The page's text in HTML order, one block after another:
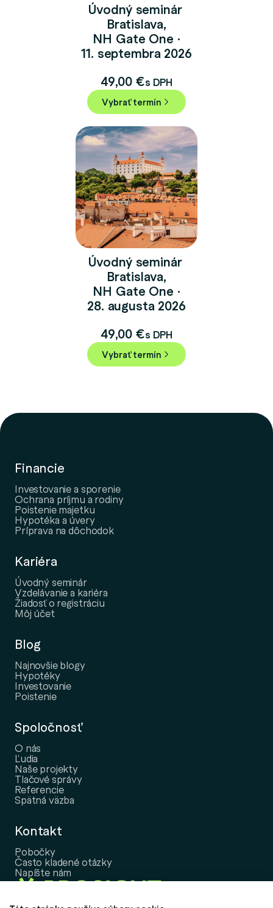
Úvodný seminár
Bratislava,
NH Gate One ·
11. septembra 2026
49,00 €s DPH
Vybrať termín
Úvodný seminár
Bratislava,
NH Gate One ·
28. augusta 2026
49,00 €s DPH
Vybrať termín
Financie
Investovanie a sporenie
Ochrana príjmu a rodiny
Poistenie majetku
Hypotéka a úvery
Príprava na dôchodok
Kariéra
Úvodný seminár
Vzdelávanie a kariéra
Žiadosť o registráciu
Môj účet
Blog
Najnovšie blogy
Hypotéky
Investovanie
Poistenie
Spoločnosť
O nás
Ľudia
Naše projekty
Tlačové správy
Referencie
Spätná väzba
Kontakt
Pobočky
Často kladené otázky
Napíšte nám